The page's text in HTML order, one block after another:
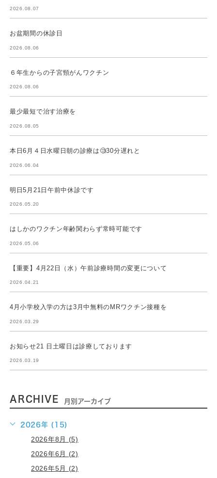
2026.08.07
お盆期間の休診日
2026.08.06
６年生からの子宮頸がんワクチン
2026.08.06
最少最短で治す治療を
2026.08.05
本日6月４日水曜日朝の診療は🧐30分遅れと
2026.06.04
明日5月21日午前中休診です
2026.05.20
はしかのワクチン年齢関わらず常時可能です
2026.05.06
【重要】4月22日（水）午前診療時間の変更について
2026.04.21
4月小学校入学の方は3月中無料のMRワクチン接種を
2026.03.29
お知らせ21 日土曜日は診療しております
2026.03.19
ARCHIVE 月別アーカイブ
2026年 (15)
2026年8月 (5)
2026年6月 (2)
2026年5月 (2)